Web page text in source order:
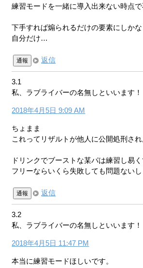
練習モードを一緒に導入出来ない時点
下手すれば煽られるだけの要素にしか
自分だけ…
通報 返信
3.1
私、ラブライバーの名無しといいます！
2018年4月5日 9:09 AM
ちょまま
これってリザルトが他人に公開処刑され
ドリンクでブーストな某パは練習し易
フリーならいくら失敗しても問題ないし
通報 返信
3.2
私、ラブライバーの名無しといいます！
2018年4月5日 11:47 PM
本当に練習モードほしいです。